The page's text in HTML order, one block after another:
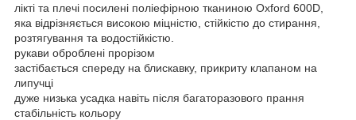
лікті та плечі посилені поліефірною тканиною Oxford 600D,
яка відрізняється високою міцністю, стійкістю до стирання,
розтягування та водостійкістю.
рукави оброблені прорізом
застібається спереду на блискавку, прикриту клапаном на
липучці
дуже низька усадка навіть після багаторазового прання
стабільність кольору